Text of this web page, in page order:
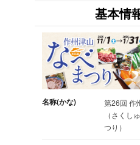
基本情
名称(かな)
第26回 作
（さくし
つり）